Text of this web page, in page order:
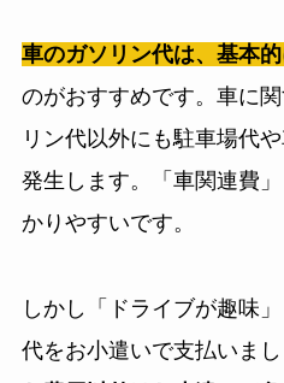
車のガソリン代は、基本
のがおすすめです。車に
リン代以外にも駐車場代
発生します。「車関連費
かりやすいです。
しかし「ドライブが趣味
代をお小遣いで支払いまし